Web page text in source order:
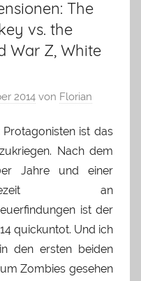
The
vs. the
War Z, White
2014 von Florian
ist das
Nach dem
Jahre und einer
an
ist der
quickuntot. Und ich
den ersten beiden
Zombies gesehen